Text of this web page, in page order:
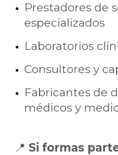
Prestadores de
especializados
Laboratorios
Consultores y
Fabricantes de
médicos y
📍 Si formas